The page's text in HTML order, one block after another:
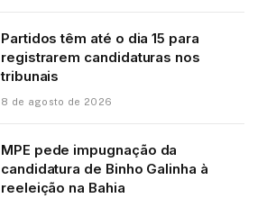
Partidos têm até o dia 15 para
registrarem candidaturas nos
tribunais
8 de agosto de 2026
MPE pede impugnação da
candidatura de Binho Galinha à
reeleição na Bahia